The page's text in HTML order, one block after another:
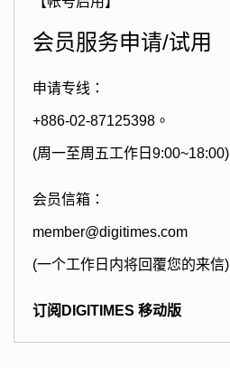
会员服务申请/试用
申请专线：
+886-02-87125398。
(周一至周五工作日9:00~18:00)
会员信箱：
member@digitimes.com
(一个工作日内将回覆您的来信)
订阅DIGITIMES 移动版